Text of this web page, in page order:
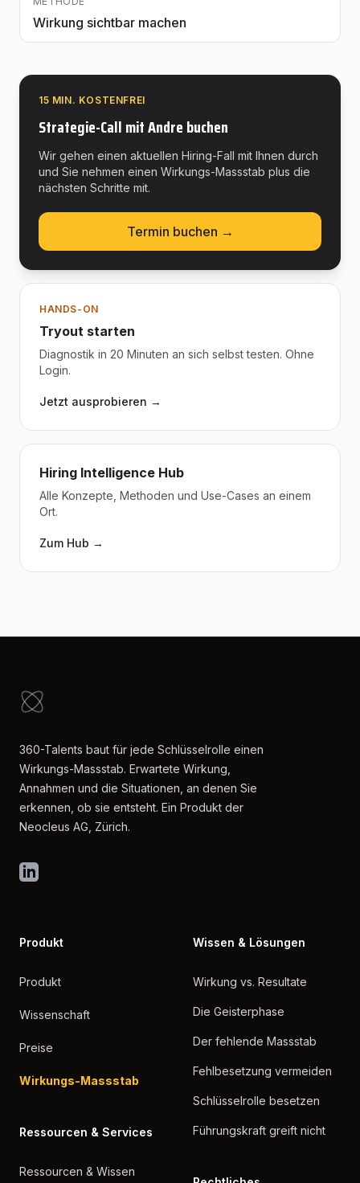
Wirkung sichtbar machen
15 MIN. KOSTENFREI
Strategie-Call mit Andre buchen
Wir gehen einen aktuellen Hiring-Fall mit Ihnen durch
und Sie nehmen einen Wirkungs-Massstab plus die
nächsten Schritte mit.
Termin buchen →
HANDS-ON
Tryout starten
Diagnostik in 20 Minuten an sich selbst testen. Ohne
Login.
Jetzt ausprobieren →
Hiring Intelligence Hub
Alle Konzepte, Methoden und Use-Cases an einem
Ort.
Zum Hub →
360-Talents baut für jede Schlüsselrolle einen
Wirkungs-Massstab. Erwartete Wirkung,
Annahmen und die Situationen, an denen Sie
erkennen, ob sie entsteht. Ein Produkt der
Neocleus AG, Zürich.
LinkedIn
Produkt
Produkt
Wissenschaft
Preise
Wirkungs-Massstab
Ressourcen & Services
Ressourcen & Wissen
Wissen & Lösungen
Wirkung vs. Resultate
Die Geisterphase
Der fehlende Massstab
Fehlbesetzung vermeiden
Schlüsselrolle besetzen
Führungskraft greift nicht